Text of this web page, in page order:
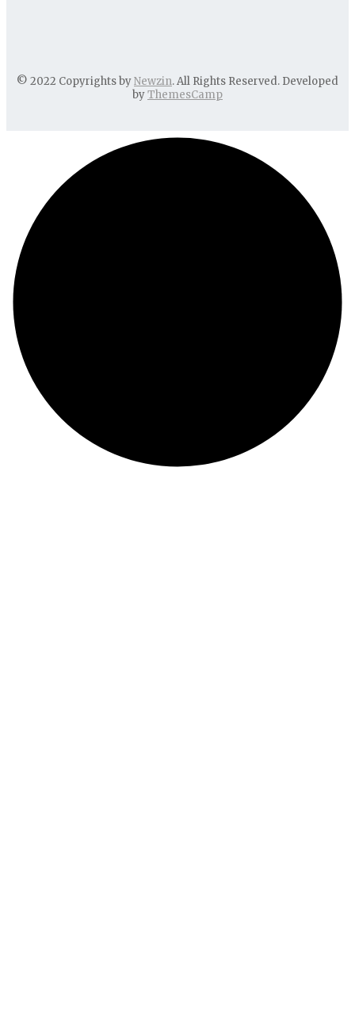
© 2022 Copyrights byNewzin. All Rights Reserved. Developed
byThemesCamp